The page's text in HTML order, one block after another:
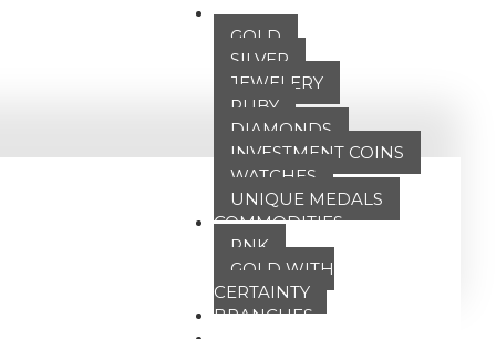
OUR OFFER
GOLD
SILVER
JEWELERY
RUBY
DIAMONDS
INVESTMENT COINS
WATCHES
UNIQUE MEDALS
COMMODITIES
PNK
GOLD WITH
CERTAINTY
BRANCHES